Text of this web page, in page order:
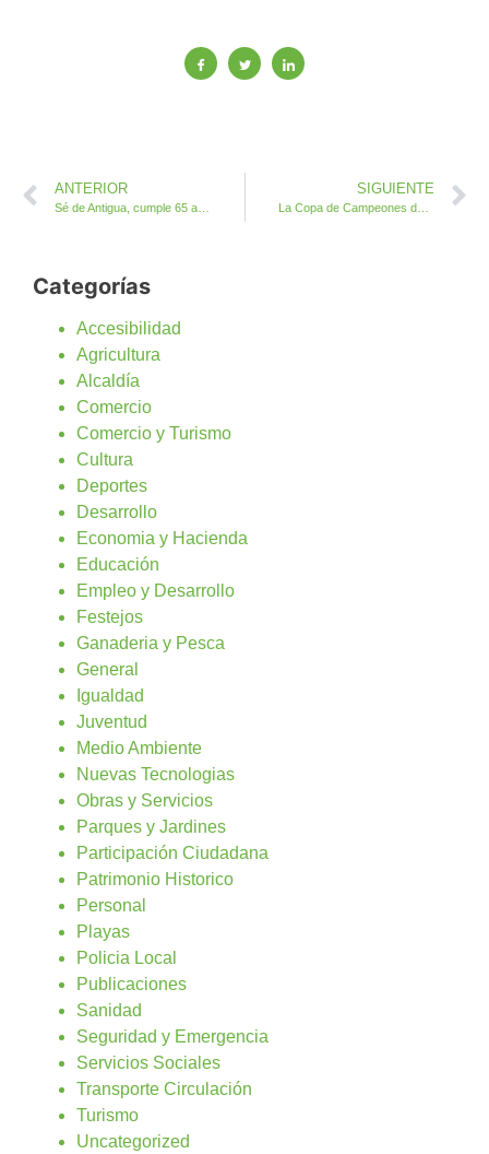
ANTERIOR SIGUIENTE
Categorías
Accesibilidad
Agricultura
Alcaldía
Comercio
Comercio y Turismo
Cultura
Deportes
Desarrollo
Economia y Hacienda
Educación
Empleo y Desarrollo
Festejos
Ganaderia y Pesca
General
Igualdad
Juventud
Medio Ambiente
Nuevas Tecnologias
Obras y Servicios
Parques y Jardines
Participación Ciudadana
Patrimonio Historico
Personal
Playas
Policia Local
Publicaciones
Sanidad
Seguridad y Emergencia
Servicios Sociales
Transporte Circulación
Turismo
Uncategorized